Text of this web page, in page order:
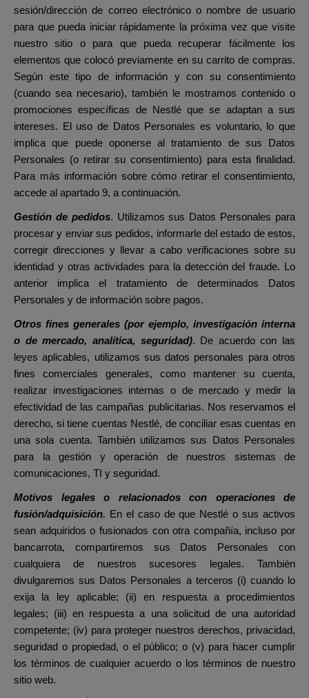
sesión/dirección de correo electrónico o nombre de usuario
para que pueda iniciar rápidamente la próxima vez que visite
nuestro sitio o para que pueda recuperar fácilmente los
elementos que colocó previamente en su carrito de compras.
Según este tipo de información y con su consentimiento
(cuando sea necesario), también le mostramos contenido o
promociones específicas de Nestlé que se adaptan a sus
intereses. El uso de Datos Personales es voluntario, lo que
implica que puede oponerse al tratamiento de sus Datos
Personales (o retirar su consentimiento) para esta finalidad.
Para más información sobre cómo retirar el consentimiento,
accede al apartado 9, a continuación.
Gestión de pedidos. Utilizamos sus Datos Personales para
procesar y enviar sus pedidos, informarle del estado de estos,
corregir direcciones y llevar a cabo verificaciones sobre su
identidad y otras actividades para la detección del fraude. Lo
anterior implica el tratamiento de determinados Datos
Personales y de información sobre pagos.
Otros fines generales (por ejemplo, investigación interna
o de mercado, analítica, seguridad). De acuerdo con las
leyes aplicables, utilizamos sus datos personales para otros
fines comerciales generales, como mantener su cuenta,
realizar investigaciones internas o de mercado y medir la
efectividad de las campañas publicitarias. Nos reservamos el
derecho, si tiene cuentas Nestlé, de conciliar esas cuentas en
una sola cuenta. También utilizamos sus Datos Personales
para la gestión y operación de nuestros sistemas de
comunicaciones, TI y seguridad.
Motivos legales o relacionados con operaciones de
fusión/adquisición. En el caso de que Nestlé o sus activos
sean adquiridos o fusionados con otra compañía, incluso por
bancarrota, compartiremos sus Datos Personales con
cualquiera de nuestros sucesores legales. También
divulgaremos sus Datos Personales a terceros (i) cuando lo
exija la ley aplicable; (ii) en respuesta a procedimientos
legales; (iii) en respuesta a una solicitud de una autoridad
competente; (iv) para proteger nuestros derechos, privacidad,
seguridad o propiedad, o el público; o (v) para hacer cumplir
los términos de cualquier acuerdo o los términos de nuestro
sitio web.